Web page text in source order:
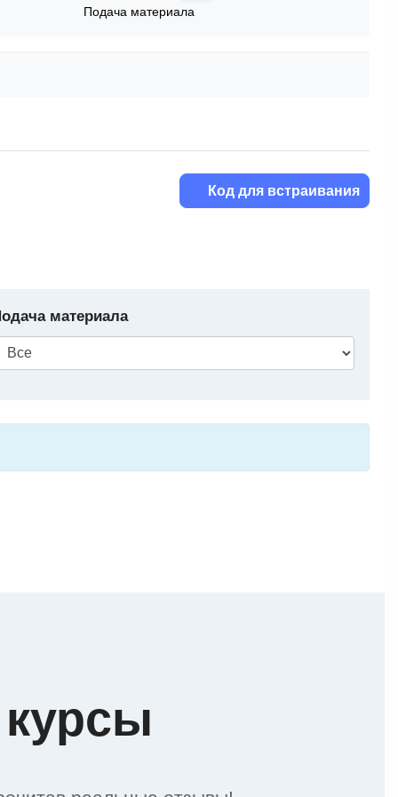
Подача материала
Код для встраивания
материала